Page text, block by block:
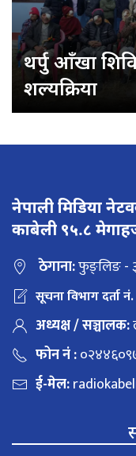
थर्पु आँखा
शल्यक्रिया
नेपाली मिडिया
काबेली ९५.८
ठेगाना:फुङ्लिङ -
सूचना विभाग दर्ता
अध्यक्ष / सञ्चालक:
फोन नं :
ई-मेल: